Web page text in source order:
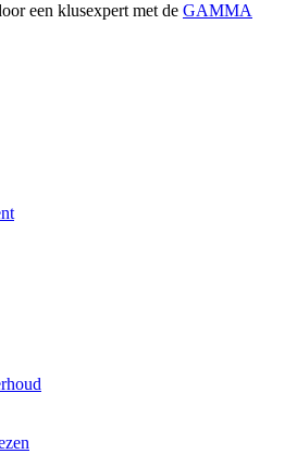
een klusexpert met de GAMMA